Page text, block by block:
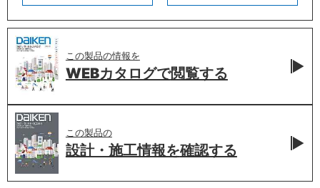
この製品の情報を
WEBカタログで閲覧する
この製品の
設計・施工情報を確認する